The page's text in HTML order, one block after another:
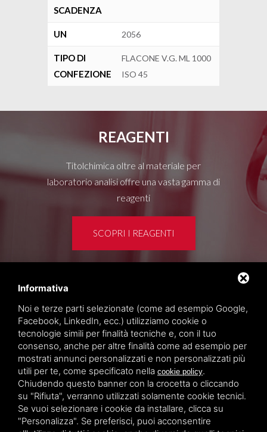
SCADENZA
UN 2056
TIPO DI
CONFEZIONE
FLACONE V.G. ML 1000
ISO 45
REAGENTI
Titolchimica oltre al materiale per
laboratorio analisi offre una vasta gamma di
reagenti
SCOPRI I REAGENTI
Area clienti
Privacy policy
Sitemap
TITOLCHIMICA SPA - VIA DELL'ARTIGIANATO, 2
(MACROAREA) 45030 VILLAMARZANA (RO) ITALY,
TEL +39 0425 492644. P.I. 00748970290
Informativa
Noi e terze parti selezionate (come ad esempio Google,
Facebook, LinkedIn, ecc.) utilizziamo cookie o
tecnologie simili per finalità tecniche e, con il tuo
consenso, anche per altre finalità come ad esempio per
mostrati annunci personalizzati e non personalizzati più
utili per te, come specificato nella cookie policy.
Chiudendo questo banner con la crocetta o cliccando
su "Rifiuta", verranno utilizzati solamente cookie tecnici.
Se vuoi selezionare i cookie da installare, clicca su
"Personalizza". Se preferisci, puoi acconsentire